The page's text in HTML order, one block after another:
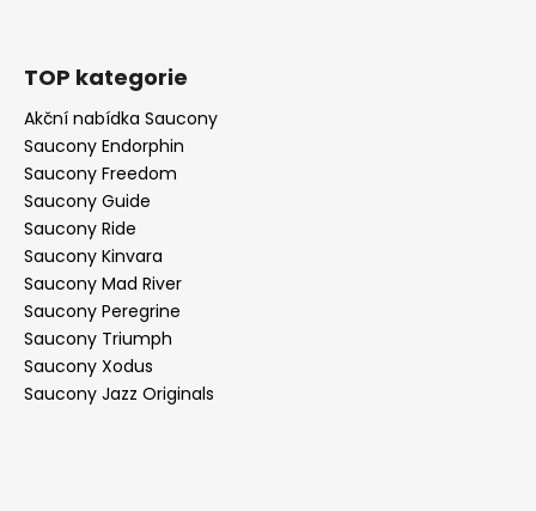
TOP kategorie
Akční nabídka Saucony
Saucony Endorphin
Saucony Freedom
Saucony Guide
Saucony Ride
Saucony Kinvara
Saucony Mad River
Saucony Peregrine
Saucony Triumph
Saucony Xodus
Saucony Jazz Originals